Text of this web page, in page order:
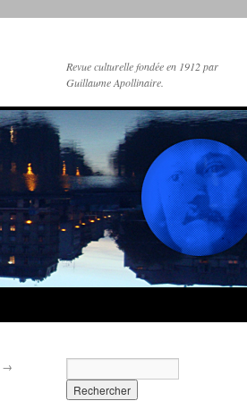
Revue culturelle fondée en 1912 par
Guillaume Apollinaire.
→